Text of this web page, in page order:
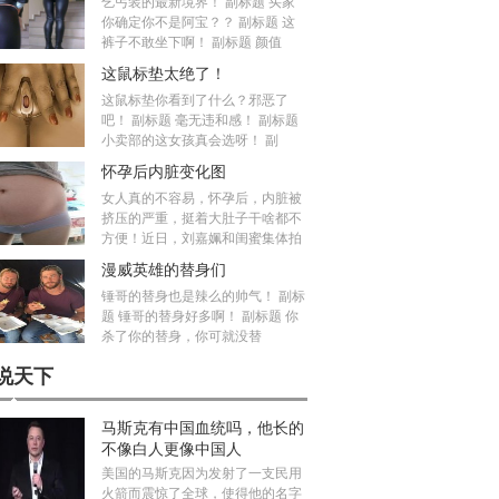
你确定你不是阿宝？？ 副标题 这
裤子不敢坐下啊！ 副标题 颜值
这鼠标垫太绝了！
这鼠标垫你看到了什么？邪恶了
吧！ 副标题 毫无违和感！ 副标题
小卖部的这女孩真会选呀！ 副
怀孕后内脏变化图
女人真的不容易，怀孕后，内脏被
挤压的严重，挺着大肚子干啥都不
方便！近日，刘嘉姵和闺蜜集体拍
漫威英雄的替身们
锤哥的替身也是辣么的帅气！ 副标
题 锤哥的替身好多啊！ 副标题 你
杀了你的替身，你可就没替
天下
马斯克有中国血统吗，他长的
不像白人更像中国人
美国的马斯克因为发射了一支民用
火箭而震惊了全球，使得他的名字